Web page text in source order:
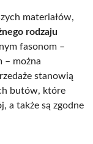
materiałów,
rodzaju
fasonom –
– można
stanowią
butów, które
a także są zgodne